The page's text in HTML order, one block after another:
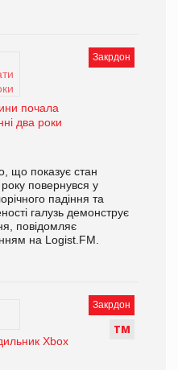
Закрдон
почала
два роки
що показує стан
повернувся у
падіння та
галузь демонструє
повідомляє
на Logist.FM.
Закрдон
ТМ
Xbox